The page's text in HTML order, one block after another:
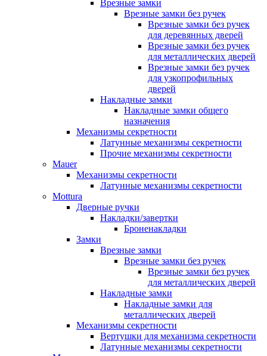
Врезные замки
Врезные замки без ручек
Врезные замки без ручек
для деревянных дверей
Врезные замки без ручек
для металлических дверей
Врезные замки без ручек
для узкопрофильных
дверей
Накладные замки
Накладные замки общего
назначения
Механизмы секретности
Латунные механизмы секретности
Прочие механизмы секретности
Mauer
Механизмы секретности
Латунные механизмы секретности
Mottura
Дверные ручки
Накладки/завертки
Броненакладки
Замки
Врезные замки
Врезные замки без ручек
Врезные замки без ручек
для металлических дверей
Накладные замки
Накладные замки для
металлических дверей
Механизмы секретности
Вертушки для механизма секретности
Латунные механизмы секретности